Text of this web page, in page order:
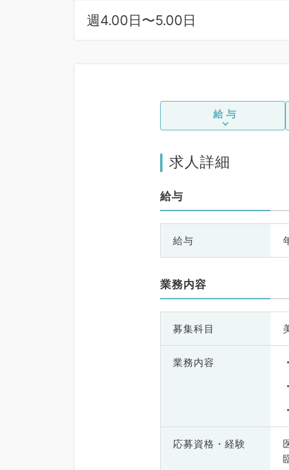
週4.00日〜5.00日
給与
求人詳細
給与
給与
業務内容
募集科目
業務内容
応募資格・ 経験